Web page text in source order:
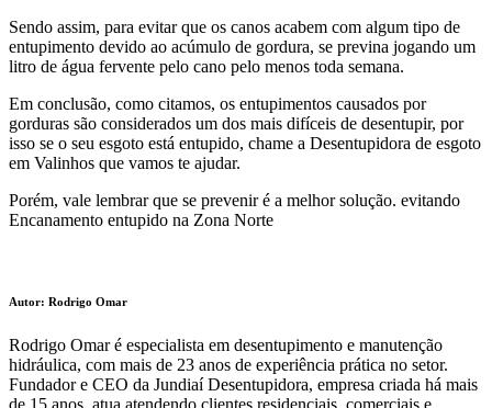
Sendo assim, para evitar que os canos acabem com algum tipo de
entupimento devido ao acúmulo de gordura, se previna jogando um
litro de água fervente pelo cano pelo menos toda semana.
Em conclusão, como citamos, os entupimentos causados por
gorduras são considerados um dos mais difíceis de desentupir, por
isso se o seu esgoto está entupido, chame a Desentupidora de esgoto
em Valinhos que vamos te ajudar.
Porém, vale lembrar que se prevenir é a melhor solução. evitando
Encanamento entupido na Zona Norte
Autor: Rodrigo Omar
Rodrigo Omar é especialista em desentupimento e manutenção
hidráulica, com mais de 23 anos de experiência prática no setor.
Fundador e CEO da Jundiaí Desentupidora, empresa criada há mais
de 15 anos, atua atendendo clientes residenciais, comerciais e